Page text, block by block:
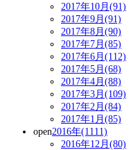
2017年10月(91)
2017年9月(91)
2017年8月(90)
2017年7月(85)
2017年6月(112)
2017年5月(68)
2017年4月(88)
2017年3月(109)
2017年2月(84)
2017年1月(85)
open2016年(1111)
2016年12月(80)